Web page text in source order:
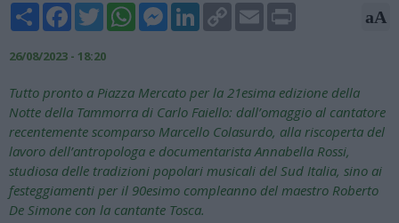
Share FacebookTwitterWhatsAppMessengerLinkedInCopy
Link
Email aA
26/08/2023 - 18:20
Tutto pronto a Piazza Mercato per la 21esima edizione della
Notte della Tammorra di Carlo Faiello: dall’omaggio al cantatore
recentemente scomparso Marcello Colasurdo, alla riscoperta del
lavoro dell’antropologa e documentarista Annabella Rossi,
studiosa delle tradizioni popolari musicali del Sud Italia, sino ai
festeggiamenti per il 90esimo compleanno del maestro Roberto
De Simone con la cantante Tosca.